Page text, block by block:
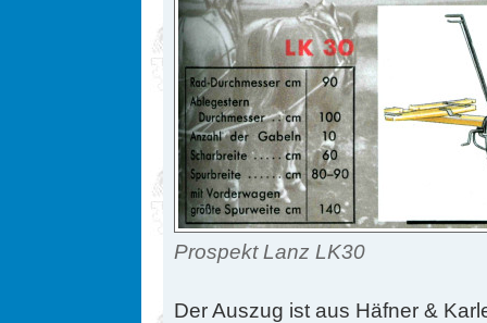
Prospekt Lanz LK30
Der Auszug ist aus Häfner &